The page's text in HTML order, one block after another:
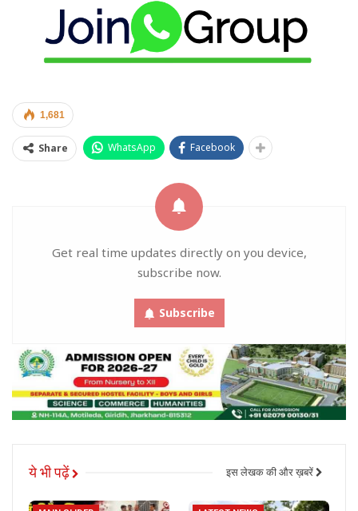
1,681
Share WhatsApp Facebook
Get real time updates directly on you device,
subscribe now.
Subscribe
ये भी पढ़ें इस लेखक की और ख़बरें